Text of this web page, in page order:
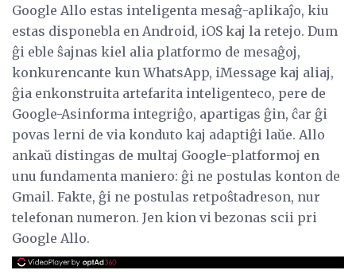
Google Allo estas inteligenta mesaĝ-aplikaĵo, kiu
estas disponebla en Android, iOS kaj la retejo. Dum
ĝi eble ŝajnas kiel alia platformo de mesaĝoj,
konkurencante kun WhatsApp, iMessage kaj aliaj,
ĝia enkonstruita artefarita inteligenteco, pere de
Google-Asinforma integriĝo, apartigas ĝin, ĉar ĝi
povas lerni de via konduto kaj adaptiĝi laŭe. Allo
ankaŭ distingas de multaj Google-platformoj en
unu fundamenta maniero: ĝi ne postulas konton de
Gmail. Fakte, ĝi ne postulas retpoŝtadreson, nur
telefonan numeron. Jen kion vi bezonas scii pri
Google Allo.